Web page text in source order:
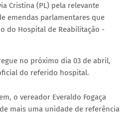
Cristina (PL) pela relevante
emendas parlamentares que
do Hospital de Reabilitação -
no próximo dia 03 de abril,
do referido hospital.
o vereador Everaldo Fogaça
mais uma unidade de referência